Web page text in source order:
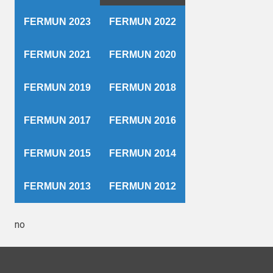
FERMUN 2023 FERMUN 2022
FERMUN 2021 FERMUN 2020
FERMUN 2019 FERMUN 2018
FERMUN 2017 FERMUN 2016
FERMUN 2015 FERMUN 2014
FERMUN 2013 FERMUN 2012
no